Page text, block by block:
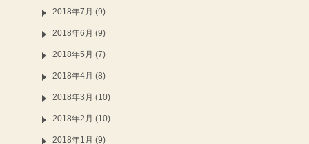
2018年7月 (9)
2018年6月 (9)
2018年5月 (7)
2018年4月 (8)
2018年3月 (10)
2018年2月 (10)
2018年1月 (9)